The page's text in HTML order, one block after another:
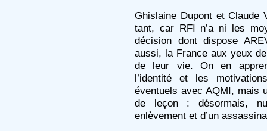
Ghislaine Dupont et Claude
tant, car RFI n’a ni les
décision dont dispose
aussi, la France aux yeux
de leur vie. On en
l’identité et les
éventuels avec AQMI, mais
de leçon : désormais,
enlèvement et d’un